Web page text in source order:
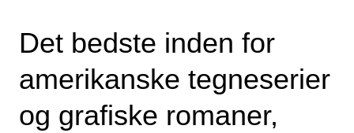
Det bedste inden for
amerikanske tegneserier
og grafiske romaner,